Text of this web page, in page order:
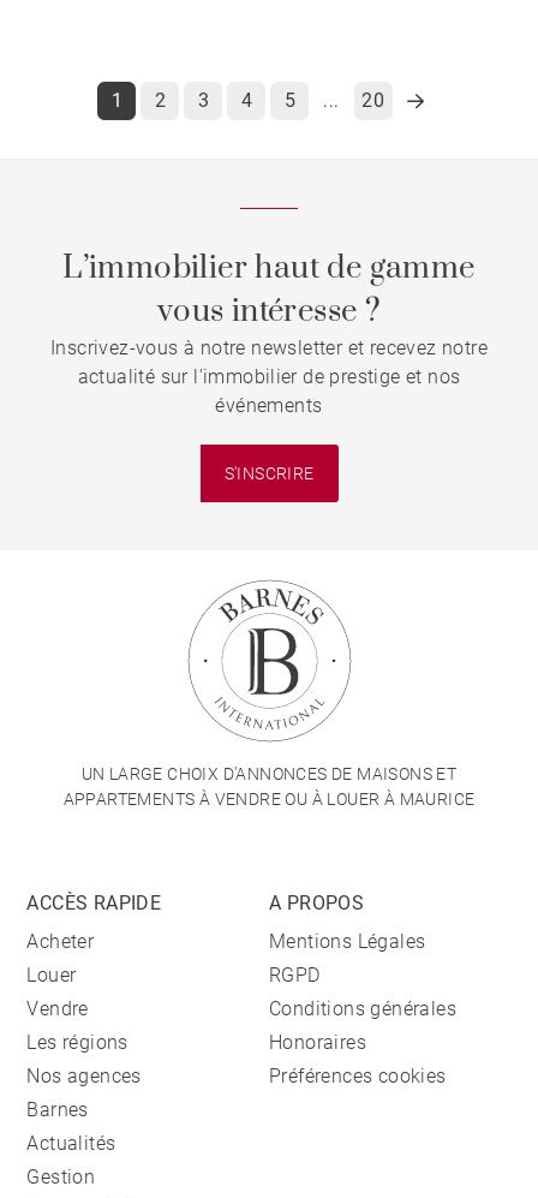
1 2 3 4 5 ... 20
L’immobilier haut de gamme
vous intéresse ?
Inscrivez-vous à notre newsletter et recevez notre
actualité sur l'immobilier de prestige et nos
événements
S'INSCRIRE
UN LARGE CHOIX D'ANNONCES DE MAISONS ET
APPARTEMENTS À VENDRE OU À LOUER À MAURICE
ACCÈS RAPIDE
Acheter
Louer
Vendre
Les régions
Nos agences
Barnes
Actualités
Gestion
A PROPOS
Mentions Légales
RGPD
Conditions générales
Honoraires
Préférences cookies